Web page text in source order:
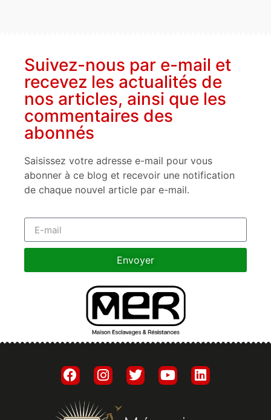
Suivez-nous par e-mail et
recevez les actualités de
nos articles, ainsi que les
commentaires des
abonnés
Saisissez votre adresse e-mail pour vous
abonner à ce blog et recevoir une notification
de chaque nouvel article par e-mail.
Envoyer